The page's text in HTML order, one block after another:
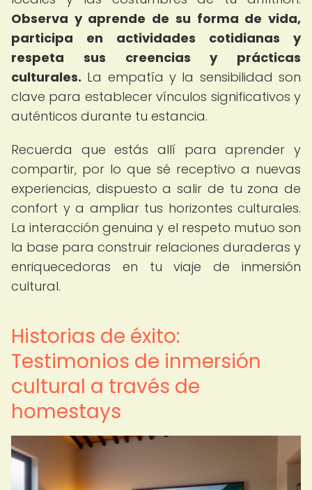
Observa y aprende de su forma de vida,
participa en actividades cotidianas y
respeta sus creencias y prácticas
culturales. La empatía y la sensibilidad son
clave para establecer vínculos significativos y
auténticos durante tu estancia.
Recuerda que estás allí para aprender y
compartir, por lo que sé receptivo a nuevas
experiencias, dispuesto a salir de tu zona de
confort y a ampliar tus horizontes culturales.
La interacción genuina y el respeto mutuo son
la base para construir relaciones duraderas y
enriquecedoras en tu viaje de inmersión
cultural.
Historias de éxito:
Testimonios de inmersión
cultural a través de
homestays